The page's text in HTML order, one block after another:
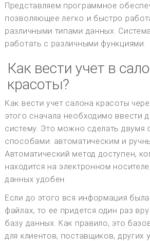
Представляем программное
позволяющее легко и быстро
различными типами данных.
работать с различными функциями.
Как вести учет в
красоты?
Как вести учет салона красоты
этого сначала необходимо ввести
систему. Это можно сделать двумя
способами: автоматическим и
Автоматический метод доступен,
находится на электронном
данных удобен.
Если до этого вся информация
файлах, то ее придется один раз
базу данных. Как правило, это
для клиентов, поставщиков, других